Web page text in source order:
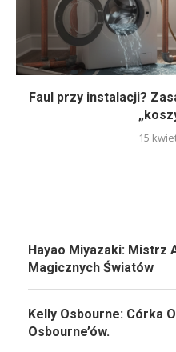
Faul przy instalacji?
15
Hayao Miyazaki: Mistrz
Magicznych Światów
Kelly Osbourne: Córka
Osbourne’ów.